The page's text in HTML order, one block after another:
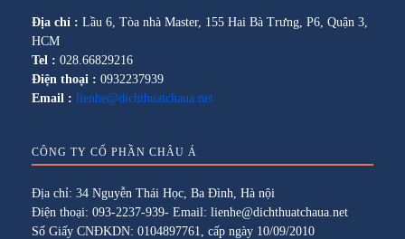
Địa chỉ : Lầu 6, Tòa nhà Master, 155 Hai Bà Trưng, P6, Quận 3,
HCM
Tel : 028.66829216
Điện thoại : 0932237939
Email : lienhe@dichthuatchaua.net
CÔNG TY CỔ PHẦN CHÂU Á
Địa chỉ: 34 Nguyễn Thái Học, Ba Đình, Hà nội
Điện thoại: 093-2237-939- Email: lienhe@dichthuatchaua.net
Số Giấy CNĐKDN: 0104897761, cấp ngày 10/09/2010